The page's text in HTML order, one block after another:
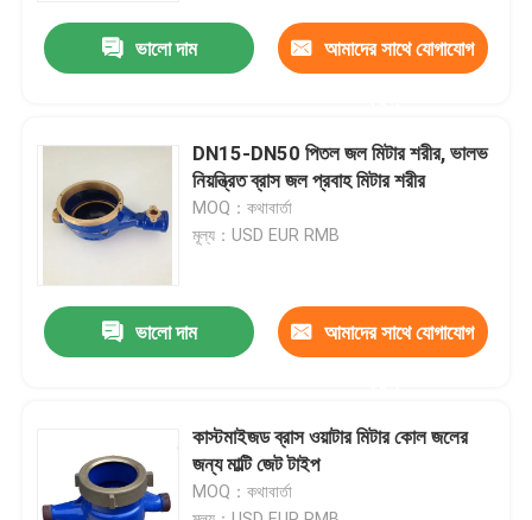
কারখানা ভ্রমণ
যোগাযোগ করুন
খবর
উদ্ধৃতির জন্য আবেদন
ব্রাস পানি মিটার শরীর
ভালো দাম আমাদের সাথে যোগাযোগ
DN15-DN50 পিতল জল মিটার শরীর, ভালভ
নিয়ন্ত্রিত ব্রাস জল প্রবাহ মিটার শরীর
MOQ：কথাবার্তা
মূল্য：USD EUR RMB
ভালো দাম আমাদের সাথে যোগাযোগ
কাস্টমাইজড ব্রাস ওয়াটার মিটার কোল জলের
জন্য মাল্টি জেট টাইপ
MOQ：কথাবার্তা